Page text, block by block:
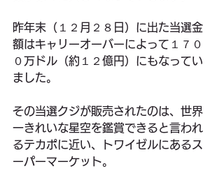
昨年末（１２月２８日）に出た当選金
額はキャリーオーバーによって１７０
０万ドル（約１２億円）にもなってい
ました。
その当選クジが販売されたのは、世界
一きれいな星空を鑑賞できると言われ
るテカポに近い、トワイゼルにあるス
ーパーマーケット。